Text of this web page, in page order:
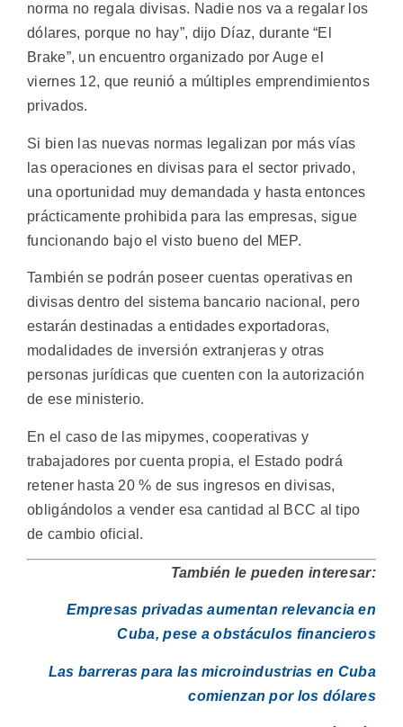
norma no regala divisas. Nadie nos va a regalar los
dólares, porque no hay”, dijo Díaz, durante “El
Brake”, un encuentro organizado por Auge el
viernes 12, que reunió a múltiples emprendimientos
privados.
Si bien las nuevas normas legalizan por más vías
las operaciones en divisas para el sector privado,
una oportunidad muy demandada y hasta entonces
prácticamente prohibida para las empresas, sigue
funcionando bajo el visto bueno del MEP.
También se podrán poseer cuentas operativas en
divisas dentro del sistema bancario nacional, pero
estarán destinadas a entidades exportadoras,
modalidades de inversión extranjeras y otras
personas jurídicas que cuenten con la autorización
de ese ministerio.
En el caso de las mipymes, cooperativas y
trabajadores por cuenta propia, el Estado podrá
retener hasta 20 % de sus ingresos en divisas,
obligándolos a vender esa cantidad al BCC al tipo
de cambio oficial.
También le pueden interesar:
Empresas privadas aumentan relevancia en
Cuba, pese a obstáculos financieros
Las barreras para las microindustrias en Cuba
comienzan por los dólares